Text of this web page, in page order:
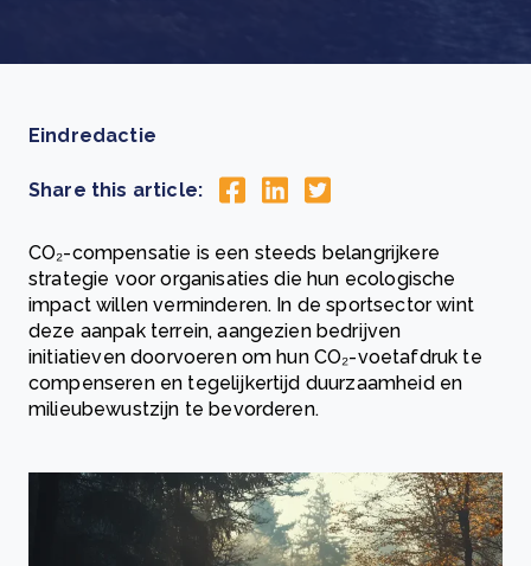
Eindredactie
Share this article:
CO₂-compensatie is een steeds belangrijkere
strategie voor organisaties die hun ecologische
impact willen verminderen. In de sportsector wint
deze aanpak terrein, aangezien bedrijven
initiatieven doorvoeren om hun CO₂-voetafdruk te
compenseren en tegelijkertijd duurzaamheid en
milieubewustzijn te bevorderen.